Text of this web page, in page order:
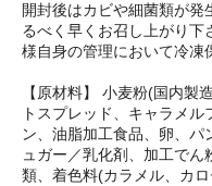
開封後はカビや細菌類が
るべく早くお召し上がり下
様自身の管理において冷凍
【原材料】 小麦粉(国内製
トスプレッド、キャラメ
ン、油脂加工食品、卵、
ュガー／乳化剤、加工で
類、着色料(カラメル、カ